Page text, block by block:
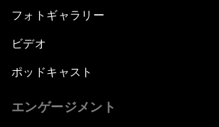
フォトギャラリー
ビデオ
ポッドキャスト
エンゲージメント